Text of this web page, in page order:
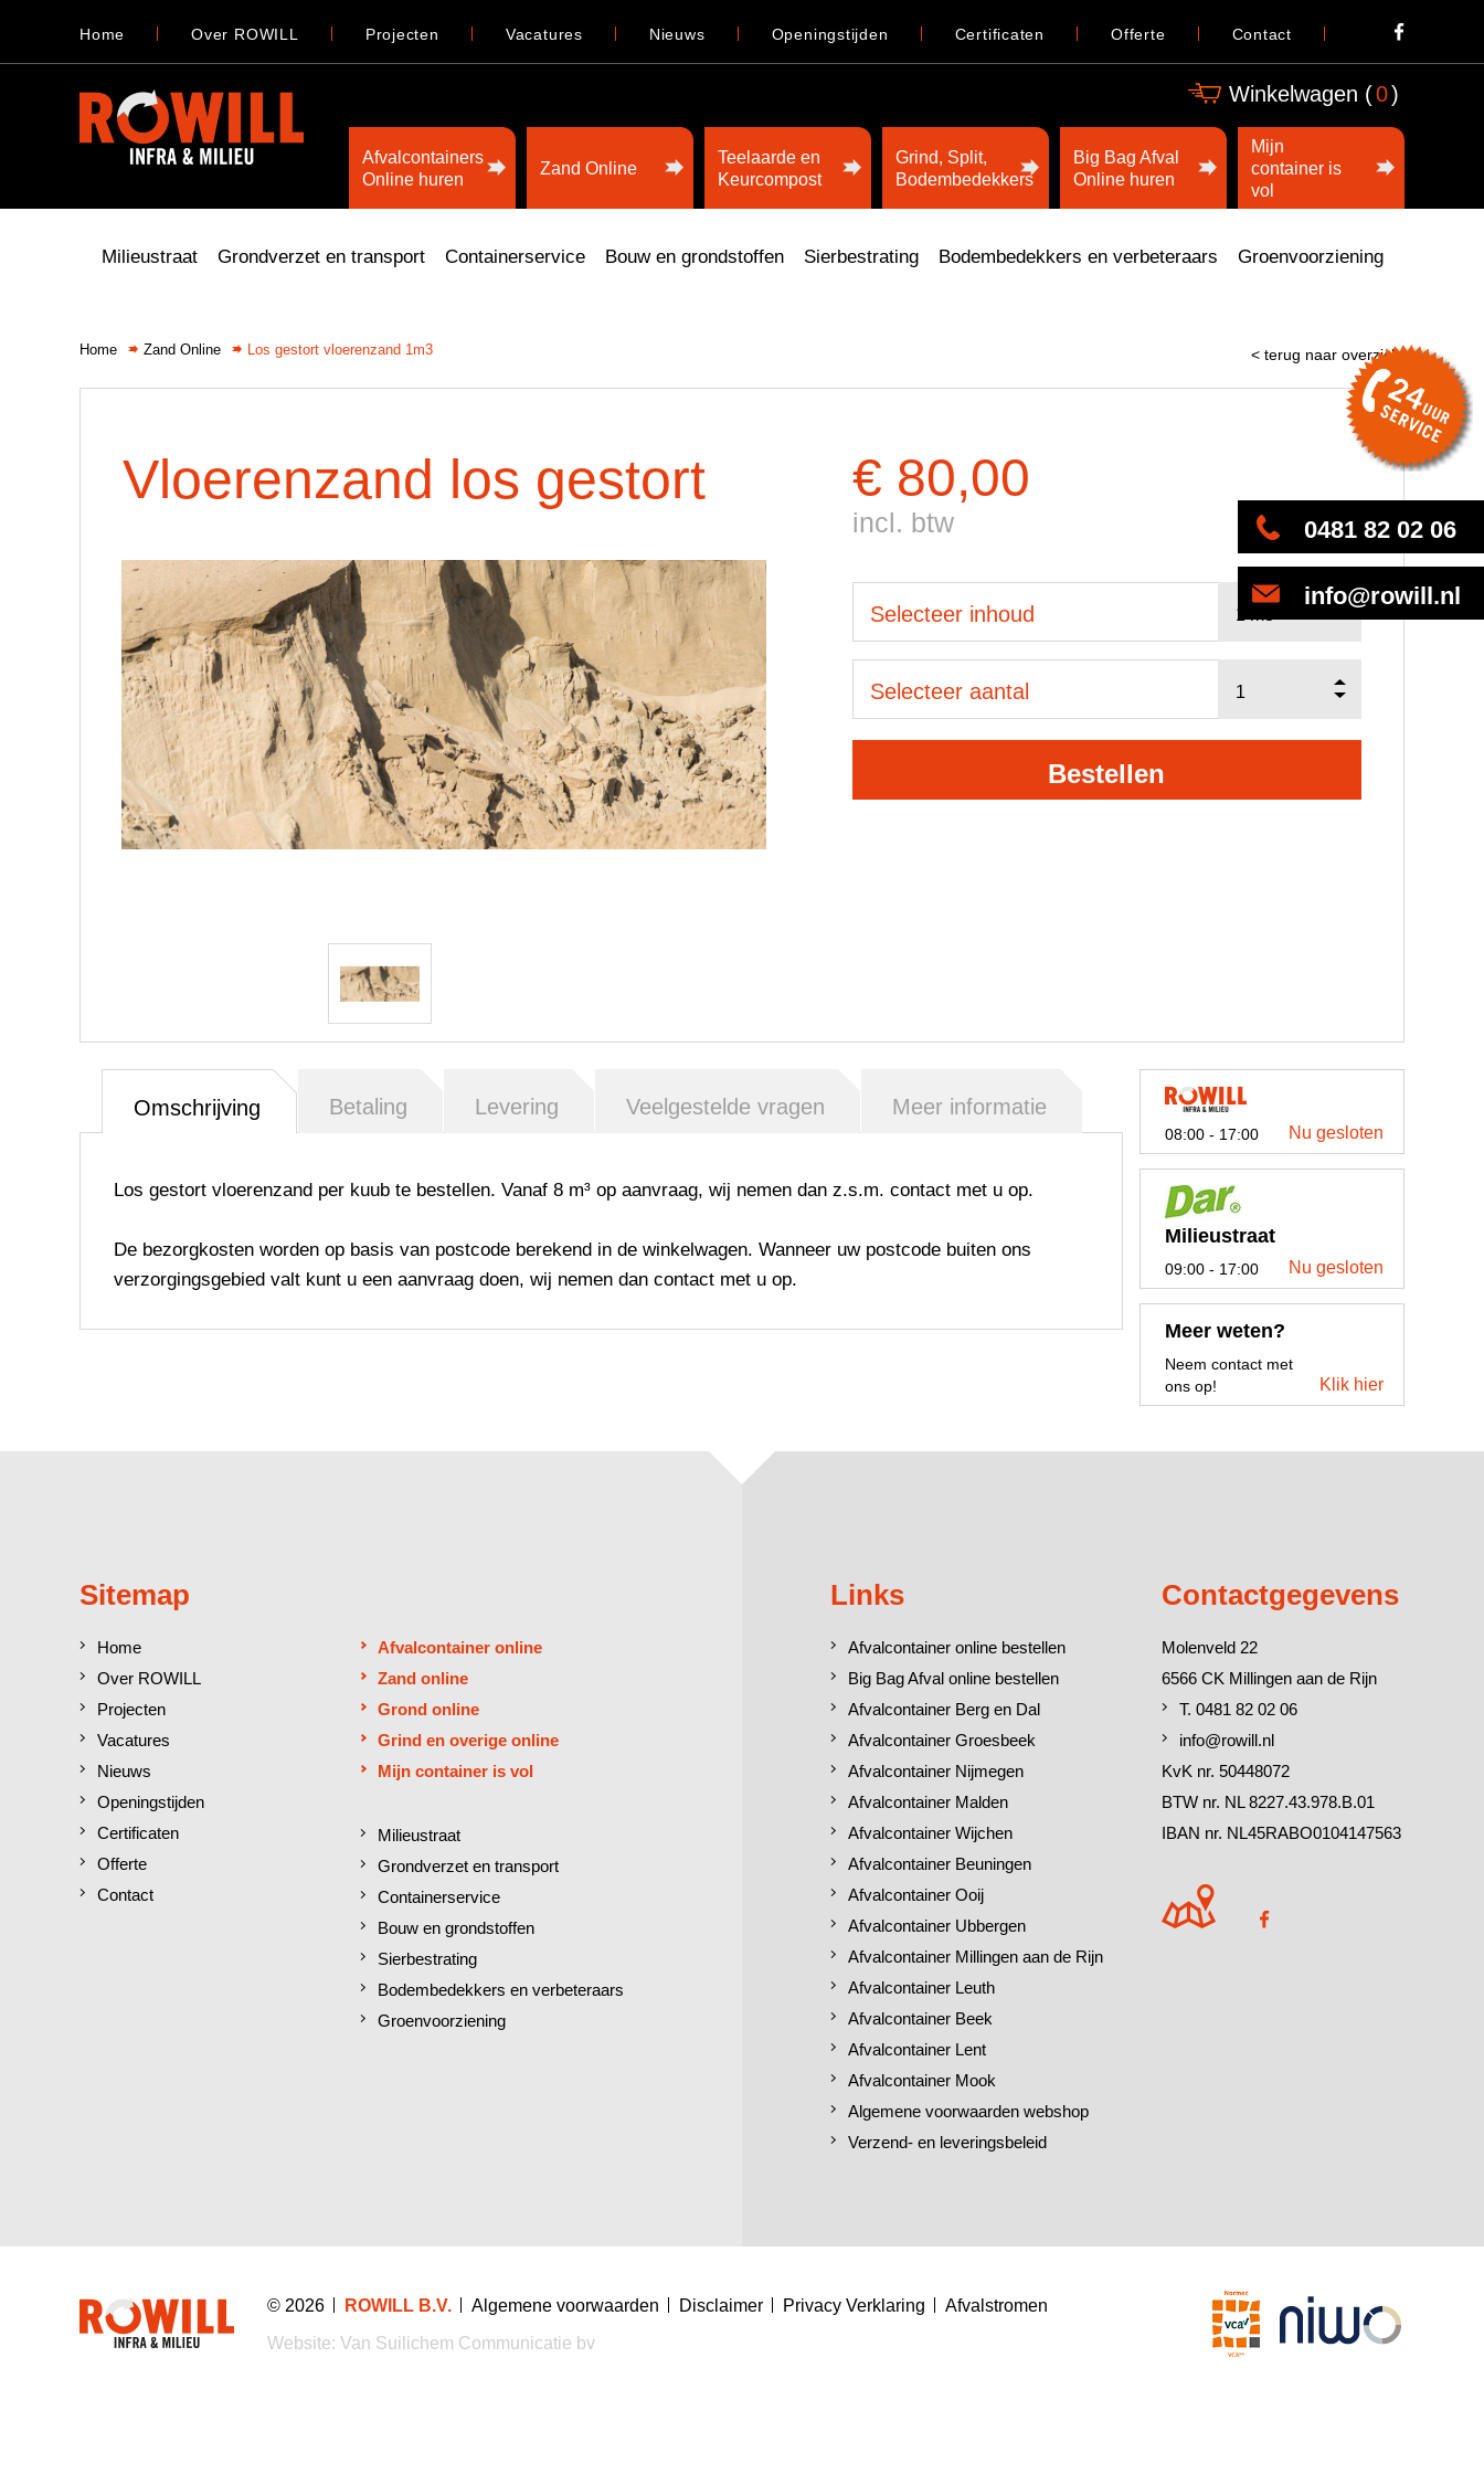
Home Over ROWILL Projecten Vacatures Nieuws Openingstijden Certificaten Offerte Contact
Winkelwagen (0)
Afvalcontainers
Online huren
Zand Online
Teelaarde en
Keurcompost
Grind, Split,
Bodembedekkers
Big Bag Afval
Online huren
Mijn
container is
vol
Milieustraat Grondverzet en transport Containerservice Bouw en grondstoffen Sierbestrating Bodembedekkers en verbeteraars Groenvoorziening
0481 82 02 06
info@rowill.nl
Home Zand Online Los gestort vloerenzand 1m3 < terug naar overzicht
Vloerenzand los gestort € 80,00
incl. btw
Selecteer inhoud
Selecteer aantal
Bestellen
Omschrijving Betaling Levering Veelgestelde vragen Meer informatie
Los gestort vloerenzand per kuub te bestellen. Vanaf 8 m³ op aanvraag, wij nemen dan z.s.m. contact met u op.
De bezorgkosten worden op basis van postcode berekend in de winkelwagen. Wanneer uw postcode buiten ons
verzorgingsgebied valt kunt u een aanvraag doen, wij nemen dan contact met u op.
08:00 - 17:00 Nu gesloten
Milieustraat
09:00 - 17:00 Nu gesloten
Meer weten?
Neem contact met
ons op!
Klik hier
Sitemap
Home
Over ROWILL
Projecten
Vacatures
Nieuws
Openingstijden
Certificaten
Offerte
Contact
Afvalcontainer online
Zand online
Grond online
Grind en overige online
Mijn container is vol
Milieustraat
Grondverzet en transport
Containerservice
Bouw en grondstoffen
Sierbestrating
Bodembedekkers en verbeteraars
Groenvoorziening
Links
Afvalcontainer online bestellen
Big Bag Afval online bestellen
Afvalcontainer Berg en Dal
Afvalcontainer Groesbeek
Afvalcontainer Nijmegen
Afvalcontainer Malden
Afvalcontainer Wijchen
Afvalcontainer Beuningen
Afvalcontainer Ooij
Afvalcontainer Ubbergen
Afvalcontainer Millingen aan de Rijn
Afvalcontainer Leuth
Afvalcontainer Beek
Afvalcontainer Lent
Afvalcontainer Mook
Algemene voorwaarden webshop
Verzend- en leveringsbeleid
Contactgegevens
Molenveld 22
6566 CK Millingen aan de Rijn
T. 0481 82 02 06
info@rowill.nl
KvK nr. 50448072
BTW nr. NL 8227.43.978.B.01
IBAN nr. NL45RABO0104147563
© 2026 ROWILL B.V. Algemene voorwaarden Disclaimer Privacy Verklaring
Afvalstromen
Website: Van Suilichem Communicatie bv